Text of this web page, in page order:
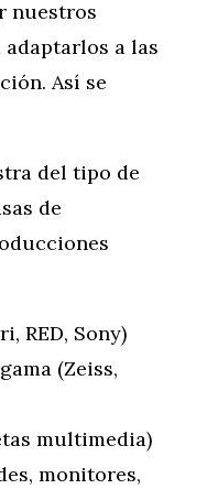
nuestros
a las
Así se
del tipo de
de
RED, Sony)
(Zeiss,
multimedia)
monitores,